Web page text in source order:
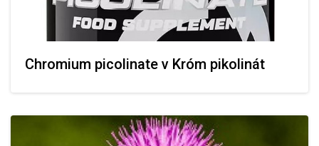
Chromium picolinate v Króm pikolinát